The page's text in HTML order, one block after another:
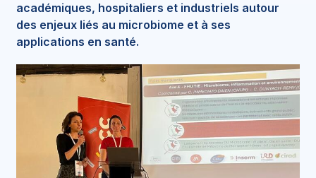
académiques, hospitaliers et industriels autour
des enjeux liés au microbiome et à ses
applications en santé.